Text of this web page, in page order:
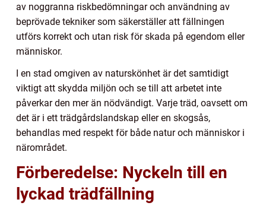
av noggranna riskbedömningar och användning av
beprövade tekniker som säkerställer att fällningen
utförs korrekt och utan risk för skada på egendom eller
människor.
I en stad omgiven av naturskönhet är det samtidigt
viktigt att skydda miljön och se till att arbetet inte
påverkar den mer än nödvändigt. Varje träd, oavsett om
det är i ett trädgårdslandskap eller en skogsås,
behandlas med respekt för både natur och människor i
närområdet.
Förberedelse: Nyckeln till en
lyckad trädfällning